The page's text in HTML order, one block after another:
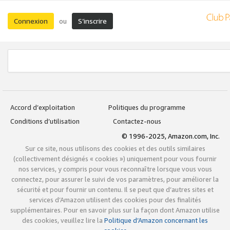
Connexion ou S’inscrire
Accord d’exploitation
Politiques du programme
Conditions d’utilisation
Contactez-nous
© 1996-2025, Amazon.com, Inc.
Sur ce site, nous utilisons des cookies et des outils similaires
(collectivement désignés « cookies ») uniquement pour vous fournir
nos services, y compris pour vous reconnaître lorsque vous vous
connectez, pour assurer le suivi de vos paramètres, pour améliorer la
sécurité et pour fournir un contenu. Il se peut que d’autres sites et
services d’Amazon utilisent des cookies pour des finalités
supplémentaires. Pour en savoir plus sur la façon dont Amazon utilise
des cookies, veuillez lire la Politique d’Amazon concernant les